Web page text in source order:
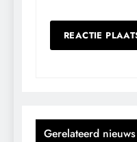
Gerelateerd nieuws